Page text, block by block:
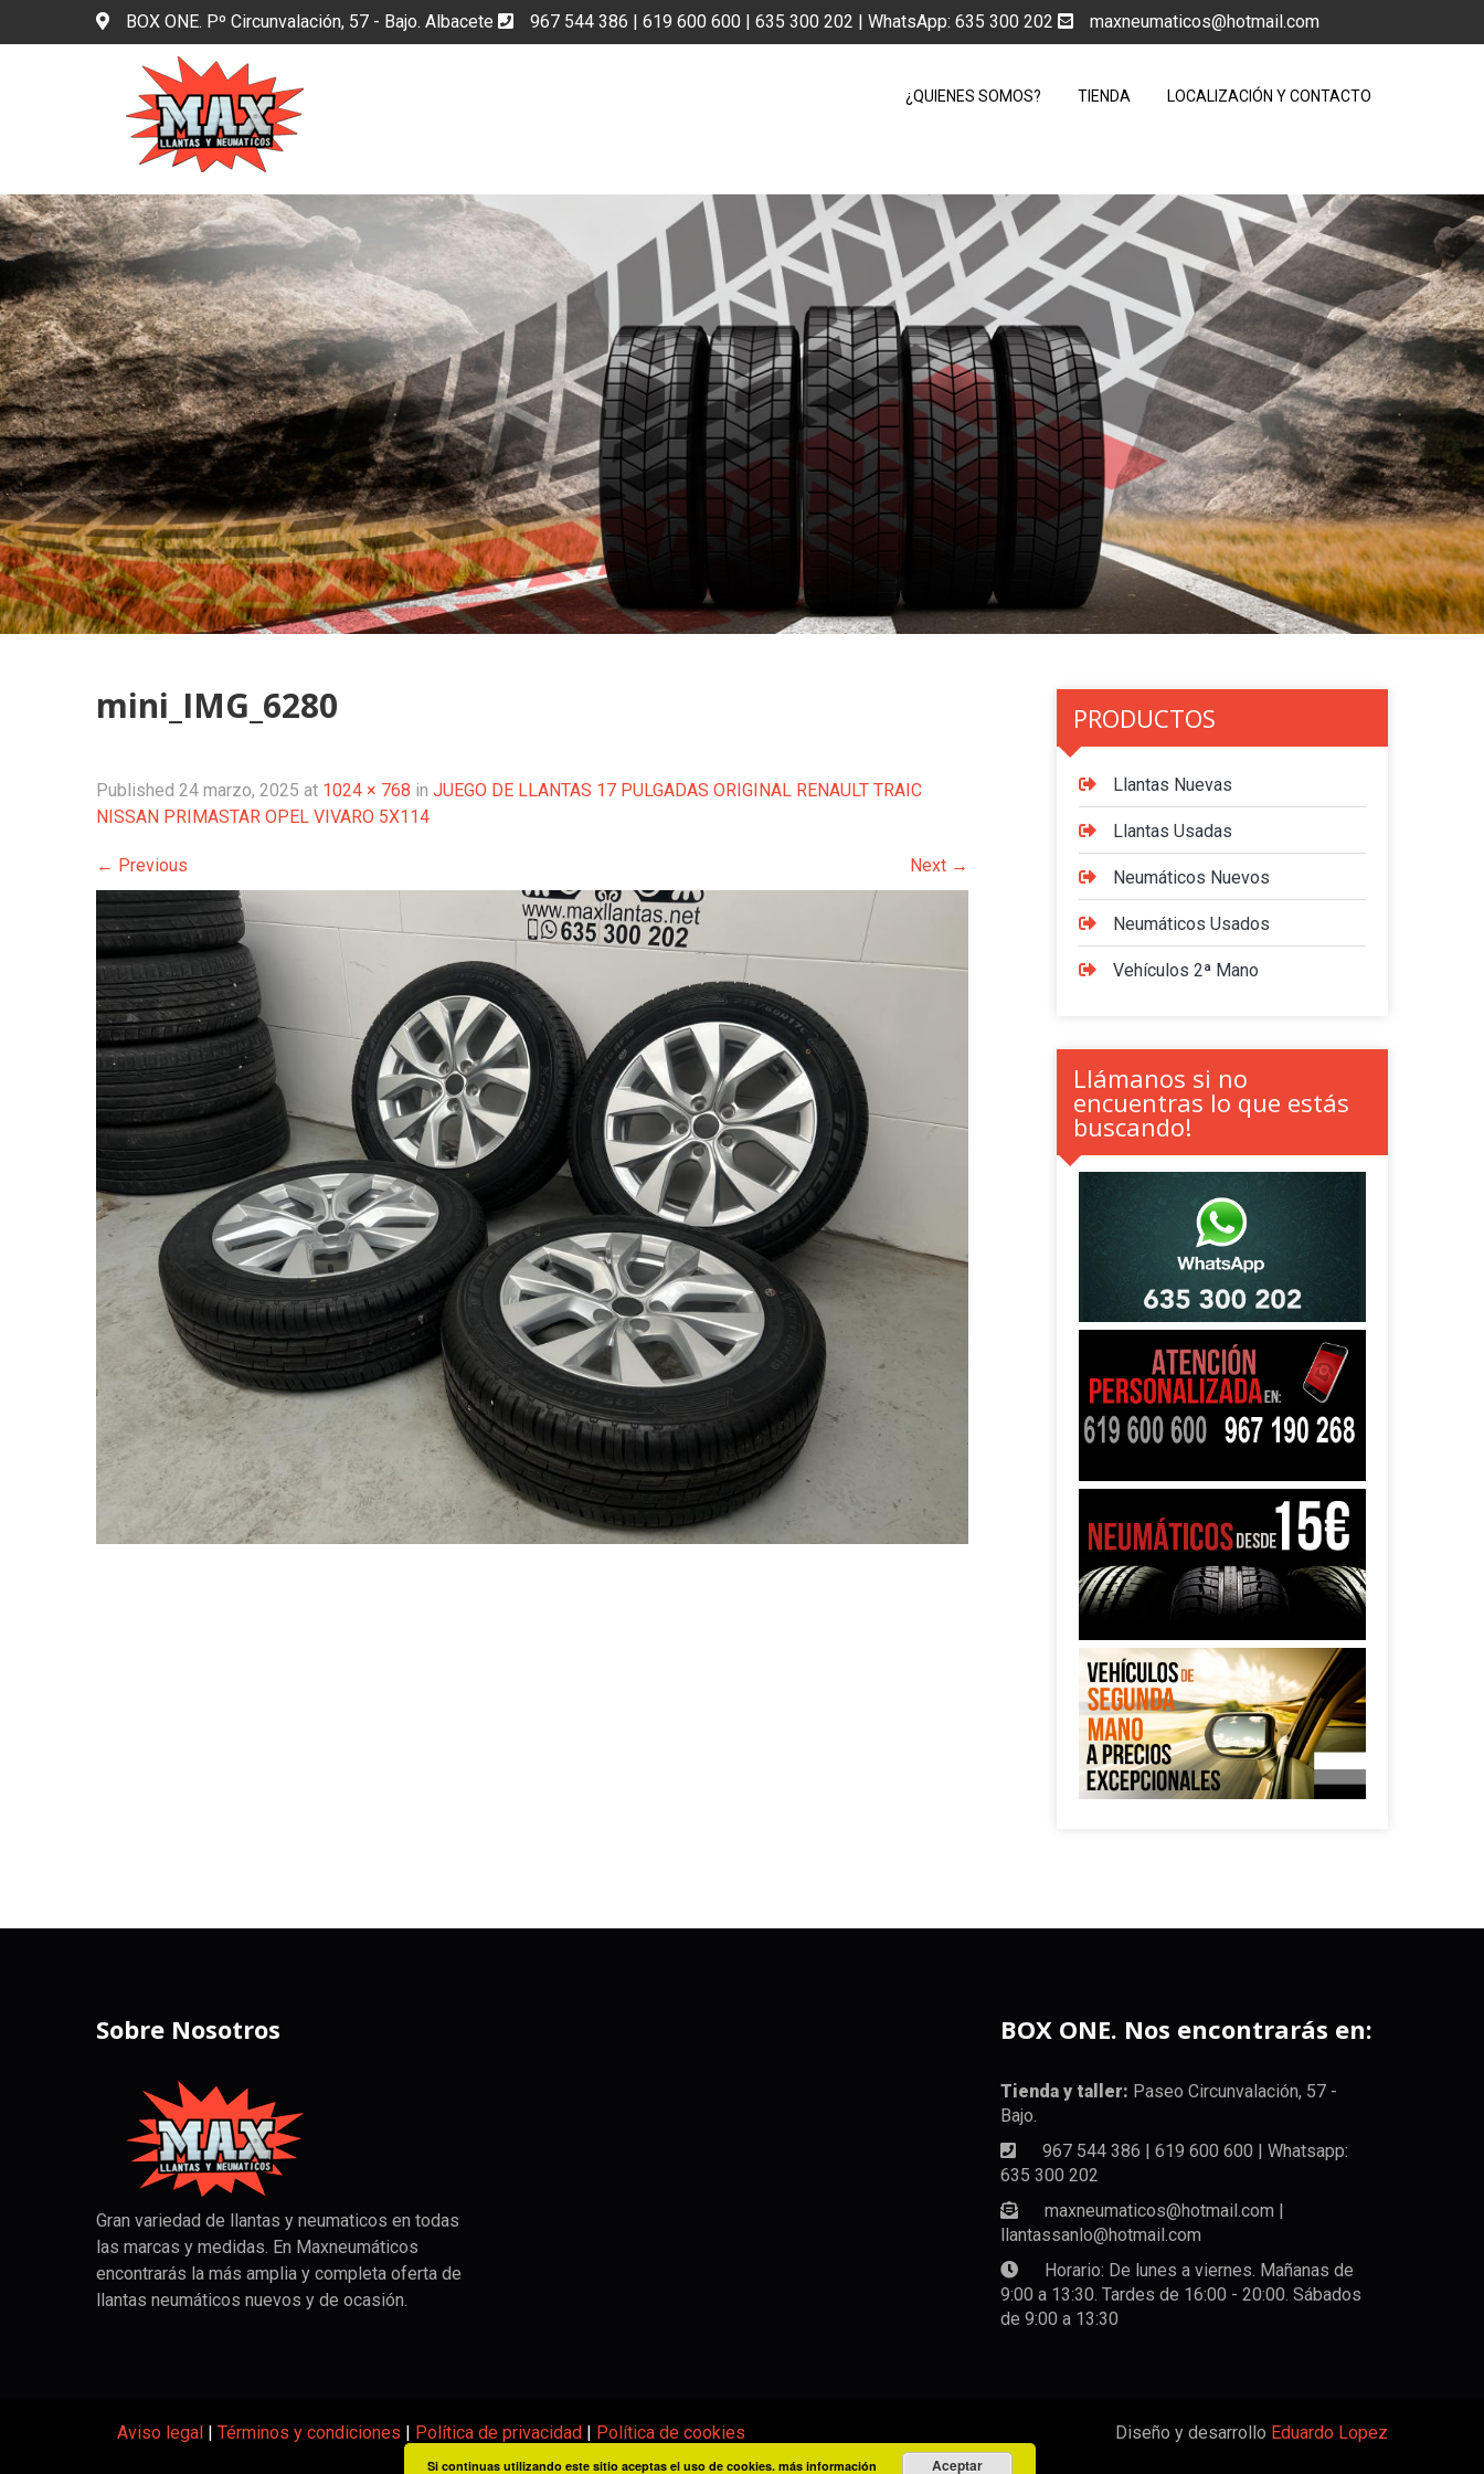
BOX ONE. Pº Circunvalación, 57 - Bajo. Albacete 967 544 386 | 619 600 600 | 635 300 202 | WhatsApp: 635 300 202 maxneumaticos@hotmail.com
¿QUIENES SOMOS? TIENDA LOCALIZACIÓN Y CONTACTO
mini_IMG_6280
Published 24 marzo, 2025 at 1024 × 768 in JUEGO DE LLANTAS 17 PULGADAS ORIGINAL RENAULT TRAIC
NISSAN PRIMASTAR OPEL VIVARO 5X114
← Previous Next →
PRODUCTOS
Llantas Nuevas
Llantas Usadas
Neumáticos Nuevos
Neumáticos Usados
Vehículos 2ª Mano
Llámanos si no
encuentras lo que estás
buscando!
Sobre Nosotros
Gran variedad de llantas y neumaticos en todas
las marcas y medidas. En Maxneumáticos
encontrarás la más amplia y completa oferta de
llantas neumáticos nuevos y de ocasión.
BOX ONE. Nos encontrarás en:
Tienda y taller: Paseo Circunvalación, 57 -
Bajo.
967 544 386 | 619 600 600 | Whatsapp:
635 300 202
maxneumaticos@hotmail.com |
llantassanlo@hotmail.com
Horario: De lunes a viernes. Mañanas de
9:00 a 13:30. Tardes de 16:00 - 20:00. Sábados
de 9:00 a 13:30
Aviso legal| Términos y condiciones | Política de privacidad| Política de cookies Diseño y desarrollo Eduardo Lopez
Si continuas utilizando este sitio aceptas el uso de cookies. más información Aceptar